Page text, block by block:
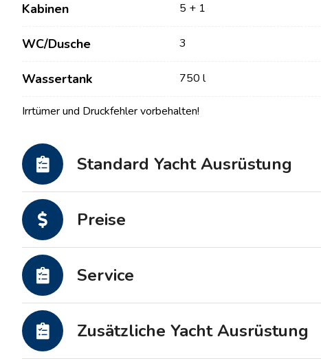
Kabinen 5 + 1
WC/Dusche 3
Wassertank 750 l
Irrtümer und Druckfehler vorbehalten!
Standard Yacht Ausrüstung
Preise
Service
Zusätzliche Yacht Ausrüstung
Kontakt
Nachrichten / Blog
Über uns
Partner
Häufig gestellte Fragen
Unsere Flotte
Motorboote
Motoryachten